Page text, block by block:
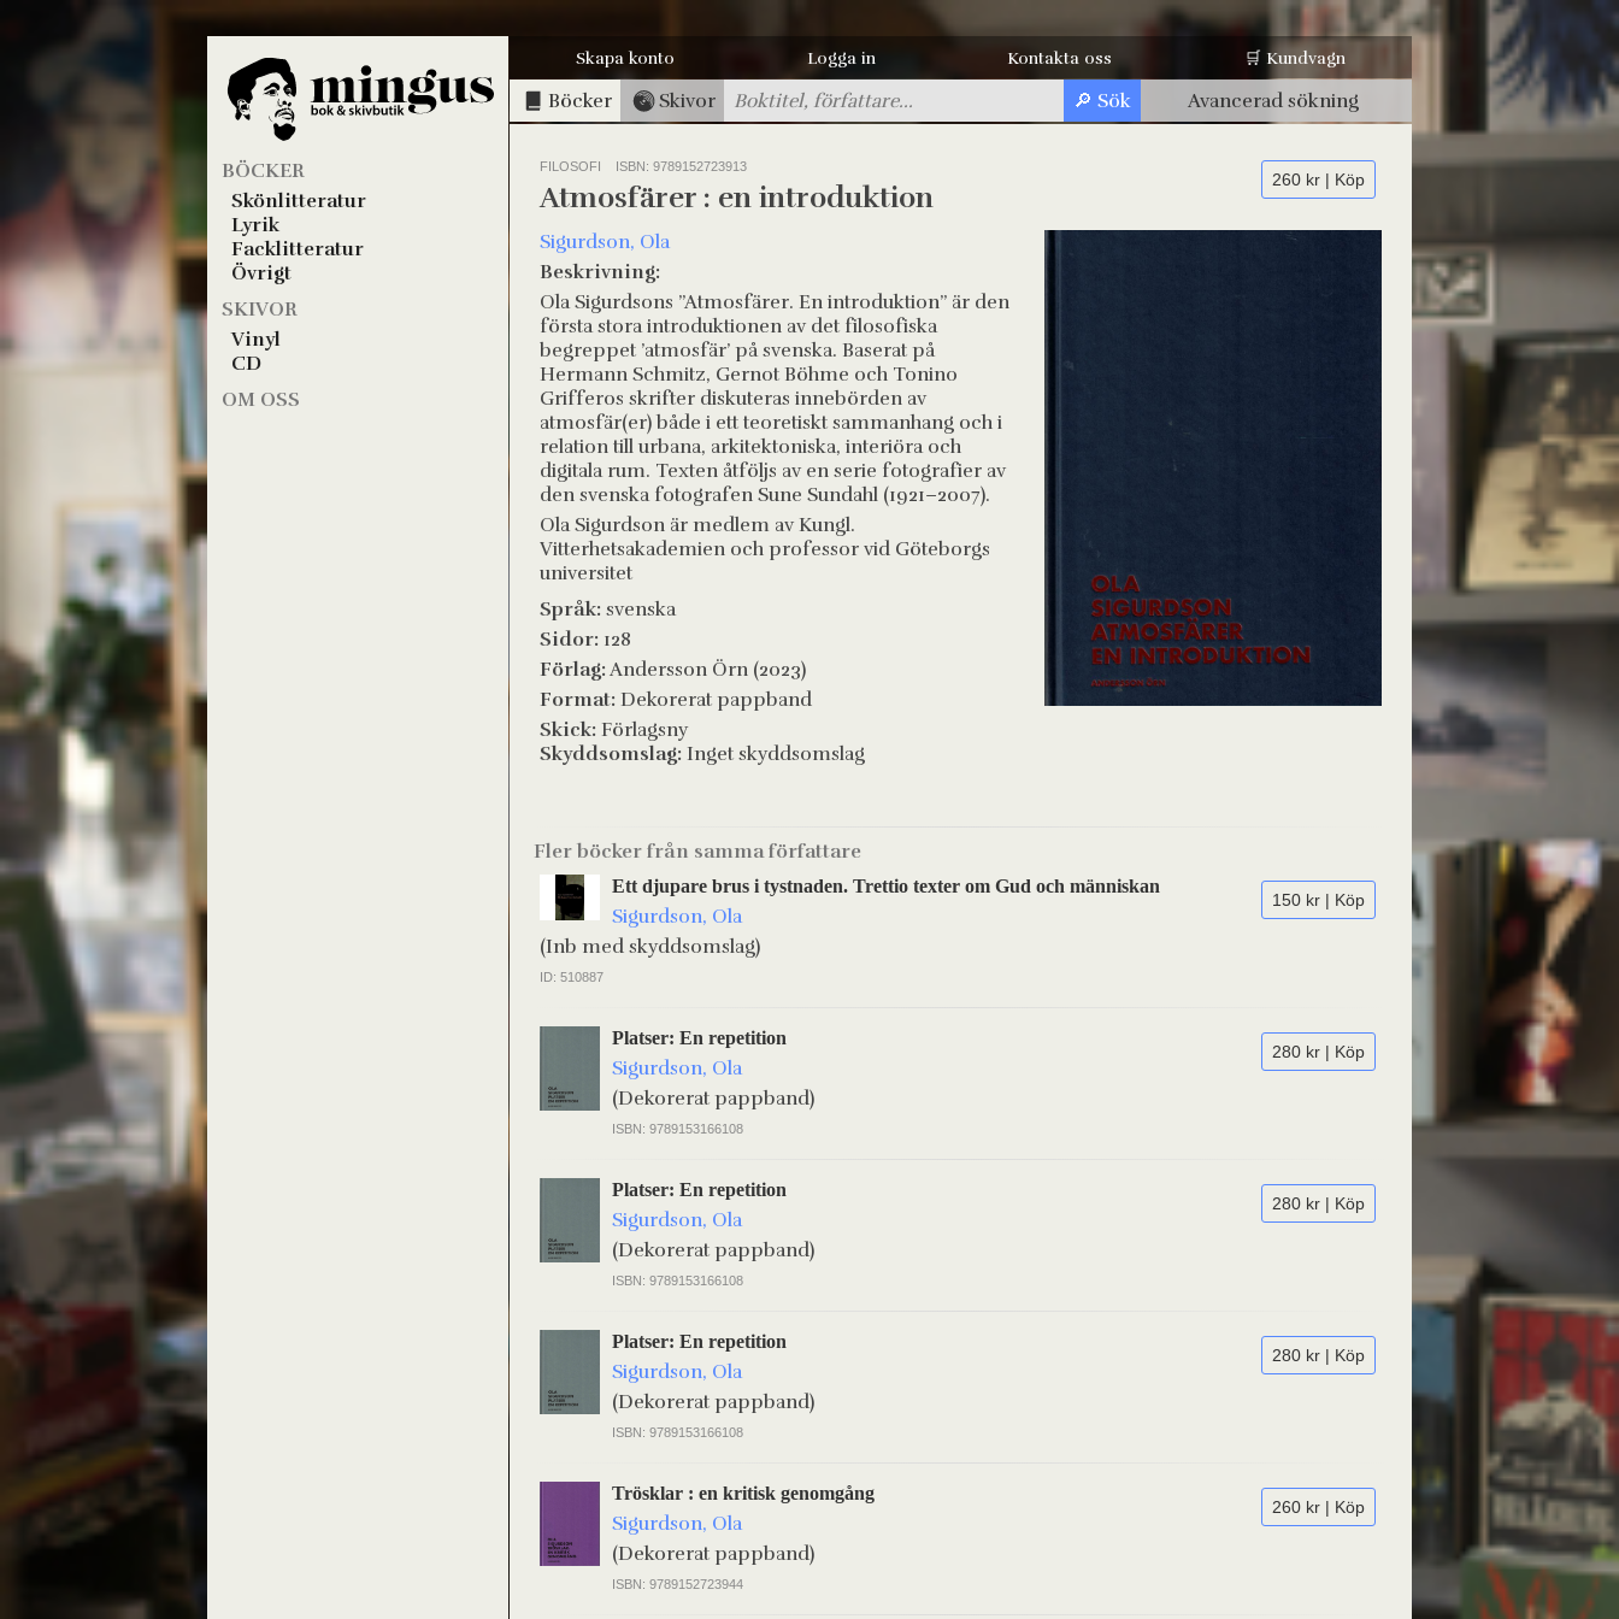
BÖCKER
Skönlitteratur
Lyrik
Facklitteratur
Övrigt
SKIVOR
Vinyl
CD
OM OSS
Skapa konto Logga in Kontakta oss 🛒 Kundvagn
Böcker Skivor Avancerad sökning
FILOSOFI ISBN: 9789152723913
260 kr | Köp
Atmosfärer : en introduktion
Sigurdson, Ola
Beskrivning:
Ola Sigurdsons ”Atmosfärer. En introduktion” är den
första stora introduktionen av det filosofiska
begreppet ’atmosfär’ på svenska. Baserat på
Hermann Schmitz, Gernot Böhme och Tonino
Grifferos skrifter diskuteras innebörden av
atmosfär(er) både i ett teoretiskt sammanhang och i
relation till urbana, arkitektoniska, interiöra och
digitala rum. Texten åtföljs av en serie fotografier av
den svenska fotografen Sune Sundahl (1921–2007).
Ola Sigurdson är medlem av Kungl.
Vitterhetsakademien och professor vid Göteborgs
universitet
Språk: svenska
Sidor: 128
Förlag: Andersson Örn (2023)
Format: Dekorerat pappband
Skick: Förlagsny
Skyddsomslag: Inget skyddsomslag
Fler böcker från samma författare
150 kr | Köp
Ett djupare brus i tystnaden. Trettio texter om Gud och människan
Sigurdson, Ola
(Inb med skyddsomslag)
ID: 510887
280 kr | Köp
Platser: En repetition
Sigurdson, Ola
(Dekorerat pappband)
ISBN: 9789153166108
280 kr | Köp
Platser: En repetition
Sigurdson, Ola
(Dekorerat pappband)
ISBN: 9789153166108
280 kr | Köp
Platser: En repetition
Sigurdson, Ola
(Dekorerat pappband)
ISBN: 9789153166108
260 kr | Köp
Trösklar : en kritisk genomgång
Sigurdson, Ola
(Dekorerat pappband)
ISBN: 9789152723944